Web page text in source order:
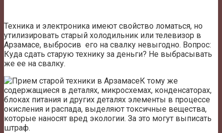
Техника и электроника имеют свойство ломаться, но
утилизировать старый холодильник или телевизор в
Арзамасе, выбросив его на свалку невыгодно. Вопрос:
Куда сдать старую технику за деньги? Не выбрасывать
же ее на свалку.
К тому же
содержащиеся в деталях, микросхемах, конденсаторах,
блоках питания и других деталях элементы в процессе
окисления и распада, выделяют токсичные вещества,
которые наносят вред экологии. За это могут выписать
штраф.